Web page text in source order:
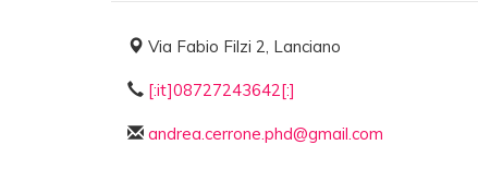
Via Fabio Filzi 2, Lanciano
[:it]08727243642[:]
andrea.cerrone.phd@gmail.com